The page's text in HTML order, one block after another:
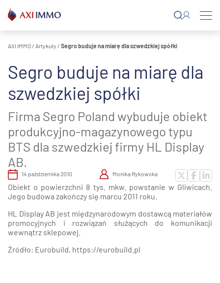
do
treści
AXI IMMO / Artykuły / Segro buduje na miarę dla szwedzkiej spółki
Segro buduje na miarę dla
szwedzkiej spółki
Firma Segro Poland wybuduje obiekt
produkcyjno-magazynowego typu
BTS dla szwedzkiej firmy HL Display
AB.
14 października 2010 Monika Rykowska
Obiekt o powierzchni 8 tys. mkw. powstanie w Gliwicach.
Jego budowa zakończy się marcu 2011 roku.
HL Display AB jest międzynarodowym dostawcą materiałów
promocyjnych i rozwiązań służących do komunikacji
wewnątrz sklepowej.
Źródło: Eurobuild, https://eurobuild.pl